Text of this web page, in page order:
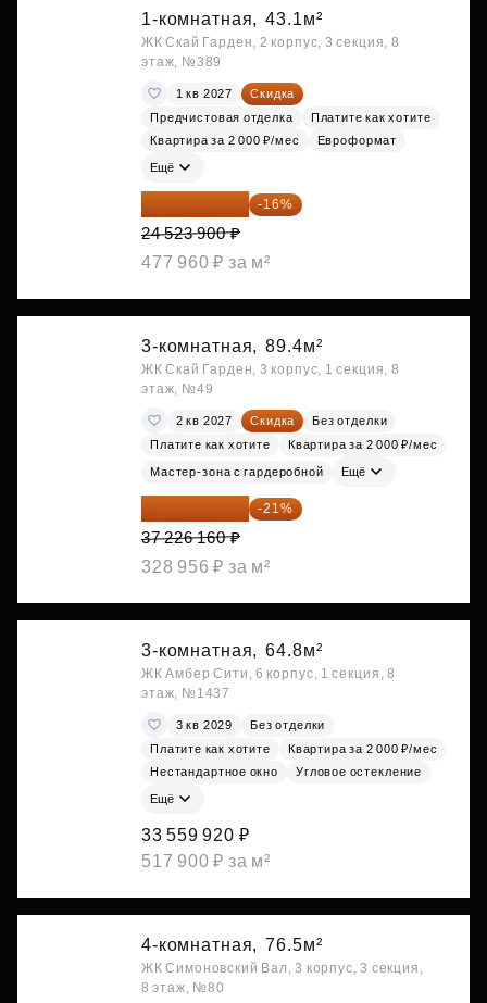
1-комнатная, 43.1м²
ЖК Скай Гарден, 2 корпус, 3 секция, 8
этаж, №389
1 кв 2027
Скидка
Предчистовая отделка
Платите как хотите
Квартира за 2 000 ₽/мес
Евроформат
Ещё
20 600 076 ₽ -16%
24 523 900 ₽
477 960 ₽ за м²
3-комнатная, 89.4м²
ЖК Скай Гарден, 3 корпус, 1 секция, 8
этаж, №49
2 кв 2027 Скидка
Без отделки
Платите как хотите
Квартира за 2 000 ₽/мес
Мастер-зона с гардеробной Ещё
29 408 666 ₽ -21%
37 226 160 ₽
328 956 ₽ за м²
3-комнатная, 64.8м²
ЖК Амбер Сити, 6 корпус, 1 секция, 8
этаж, №1437
3 кв 2029
Без отделки
Платите как хотите
Квартира за 2 000 ₽/мес
Нестандартное окно
Угловое остекление
Ещё
33 559 920 ₽
517 900 ₽ за м²
4-комнатная, 76.5м²
ЖК Симоновский Вал, 3 корпус, 3 секция,
8 этаж, №80